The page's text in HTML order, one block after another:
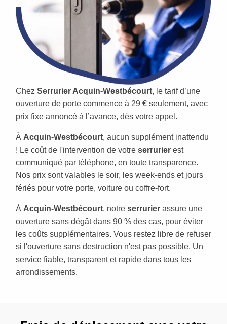
Chez Serrurier Acquin-Westbécourt, le tarif d’une
ouverture de porte commence à 29 € seulement, avec
prix fixe annoncé à l’avance, dès votre appel.
À Acquin-Westbécourt, aucun supplément inattendu
! Le coût de l'intervention de votre serrurier est
communiqué par téléphone, en toute transparence.
Nos prix sont valables le soir, les week-ends et jours
fériés pour votre porte, voiture ou coffre-fort.
À Acquin-Westbécourt, notre serrurier assure une
ouverture sans dégât dans 90 % des cas, pour éviter
les coûts supplémentaires. Vous restez libre de refuser
si l'ouverture sans destruction n'est pas possible. Un
service fiable, transparent et rapide dans tous les
arrondissements.